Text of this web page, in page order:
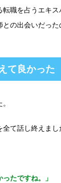
職を占うエキス
の出会いだった
て良かった
て話し終えまし
たですね。」